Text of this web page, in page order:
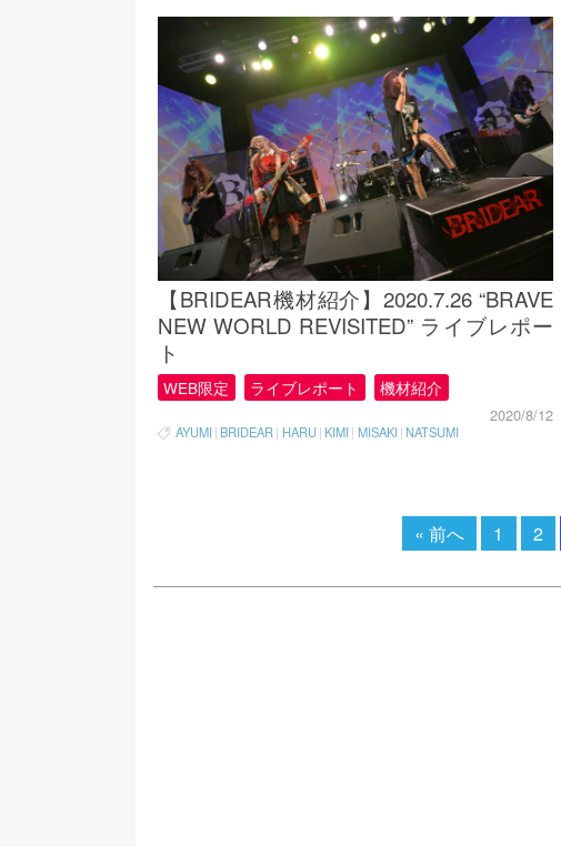
【BRIDEAR機材紹介】2020.7.26 “BRAVE
NEW WORLD REVISITED” ライブレポー
ト
WEB限定 ライブレポート 機材紹介
2020/8/12
AYUMI | BRIDEAR| HARU | KIMI| MISAKI |NATSUMI
« 前へ 1 2